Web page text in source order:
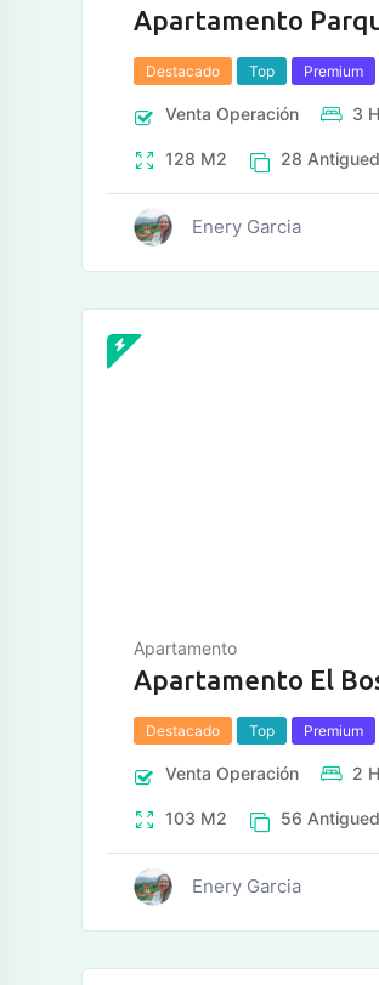
Apartamento
Destacado Top Premium
Venta Operación 3
128 M2 28
Enery Garcia
Apartamento
Apartamento El
Destacado Top Premium
Venta Operación 2
103 M2 56
Enery Garcia